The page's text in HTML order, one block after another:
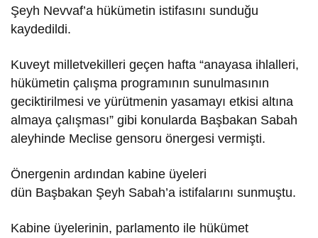
Şeyh Nevvaf’a hükümetin istifasını sunduğu
kaydedildi.
Kuveyt milletvekilleri geçen hafta “anayasa ihlalleri,
hükümetin çalışma programının sunulmasının
geciktirilmesi ve yürütmenin yasamayı etkisi altına
almaya çalışması” gibi konularda Başbakan Sabah
aleyhinde Meclise gensoru önergesi vermişti.
Önergenin ardından kabine üyeleri
dün Başbakan Şeyh Sabah’a istifalarını sunmuştu.
Kabine üyelerinin, parlamento ile hükümet